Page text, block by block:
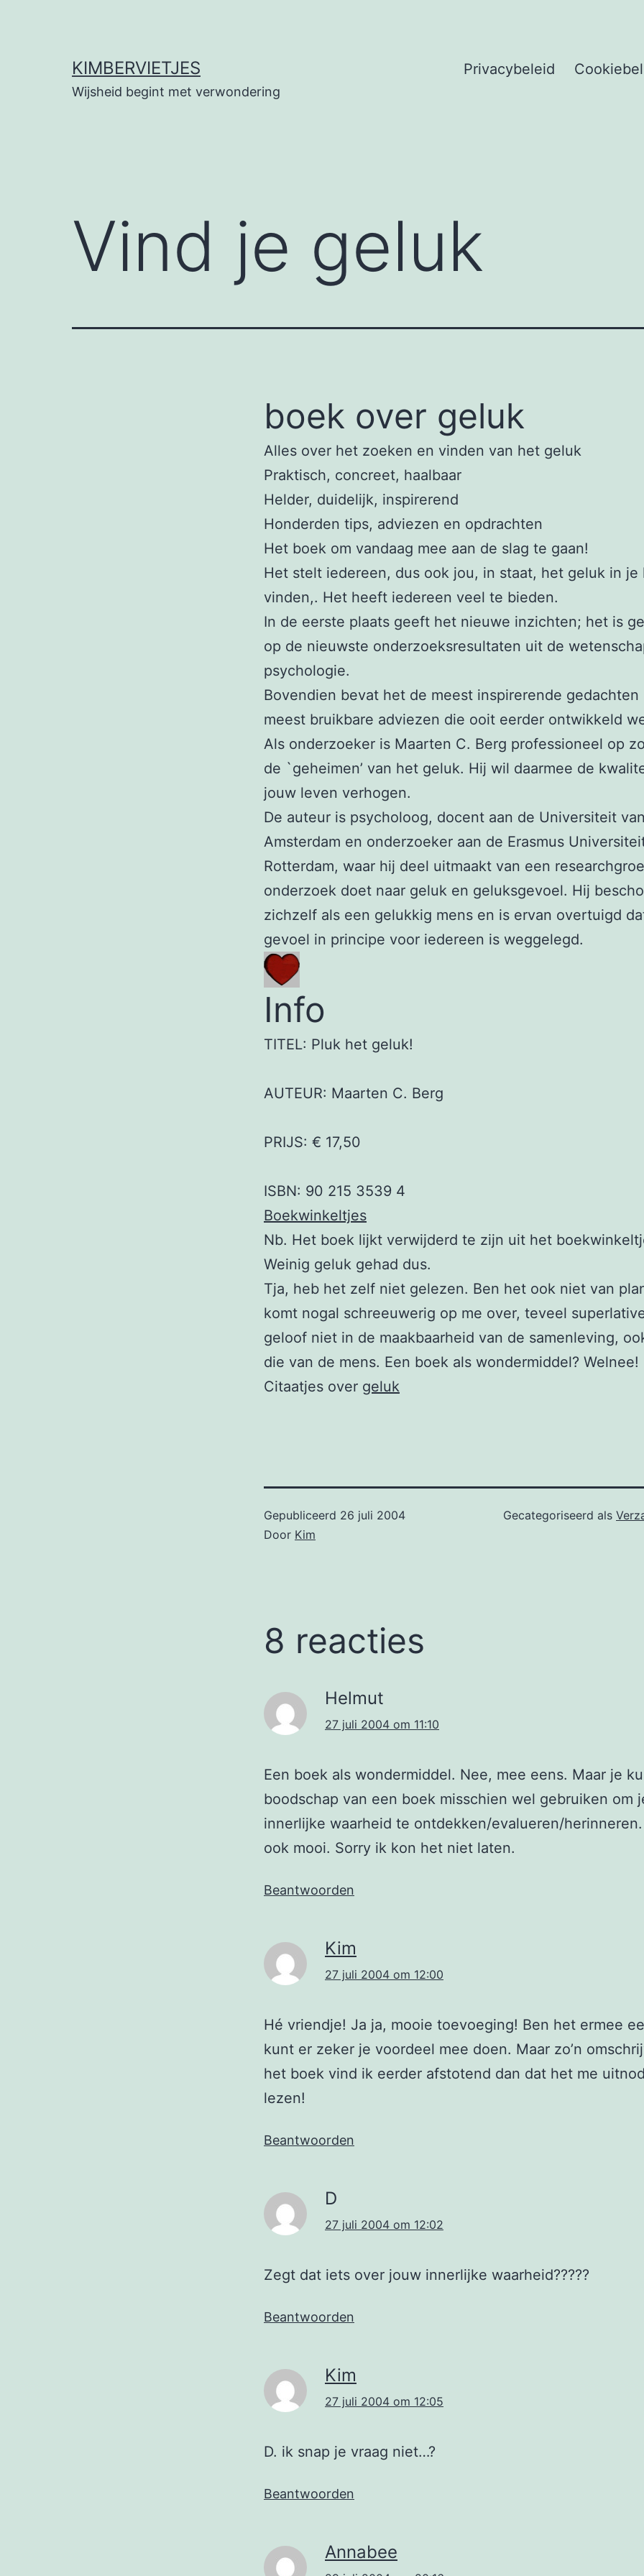
KIMBERVIETJES
Wijsheid begint met verwondering
Privacybeleid
Vind je geluk
boek over geluk
Alles over het zoeken en vinden van het geluk
Praktisch, concreet, haalbaar
Helder, duidelijk, inspirerend
Honderden tips, adviezen en opdrachten
Het boek om vandaag mee aan de slag te gaan!
Het stelt iedereen, dus ook jou, in staat, het geluk in je
vinden,. Het heeft iedereen veel te bieden.
In de eerste plaats geeft het nieuwe inzichten; het is
op de nieuwste onderzoeksresultaten uit de
psychologie.
Bovendien bevat het de meest inspirerende gedachten
meest bruikbare adviezen die ooit eerder ontwikkeld
Als onderzoeker is Maarten C. Berg professioneel op
de `geheimen’ van het geluk. Hij wil daarmee de
jouw leven verhogen.
De auteur is psycholoog, docent aan de Universiteit
Amsterdam en onderzoeker aan de Erasmus
Rotterdam, waar hij deel uitmaakt van een
onderzoek doet naar geluk en geluksgevoel. Hij
zichzelf als een gelukkig mens en is ervan overtuigd
gevoel in principe voor iedereen is weggelegd.
Info
TITEL: Pluk het geluk!
AUTEUR: Maarten C. Berg
PRIJS: € 17,50
ISBN: 90 215 3539 4
Boekwinkeltjes
Nb. Het boek lijkt verwijderd te zijn uit het
Weinig geluk gehad dus.
Tja, heb het zelf niet gelezen. Ben het ook niet van
komt nogal schreeuwerig op me over, teveel
geloof niet in de maakbaarheid van de samenleving,
die van de mens. Een boek als wondermiddel? Welnee!
Citaatjes over geluk
Gepubliceerd 26 juli 2004
Door Kim
Gecategoriseerd als
8 reacties
Helmut
27 juli 2004 om 11:10
Een boek als wondermiddel. Nee, mee eens. Maar je
boodschap van een boek misschien wel gebruiken om
innerlijke waarheid te ontdekken/evalueren/
ook mooi. Sorry ik kon het niet laten.
Beantwoorden
Kim
27 juli 2004 om 12:00
Hé vriendje! Ja ja, mooie toevoeging! Ben het ermee
kunt er zeker je voordeel mee doen. Maar zo’n
het boek vind ik eerder afstotend dan dat het me
lezen!
Beantwoorden
D
27 juli 2004 om 12:02
Zegt dat iets over jouw innerlijke waarheid?????
Beantwoorden
Kim
27 juli 2004 om 12:05
D. ik snap je vraag niet…?
Beantwoorden
Annabee